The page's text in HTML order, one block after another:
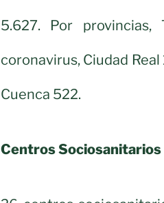
5.627. Por
coronavirus, Ciudad
Cuenca 522.
Centros Sociosanitarios